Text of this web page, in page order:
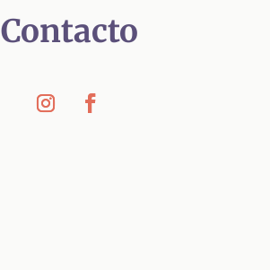
Contacto